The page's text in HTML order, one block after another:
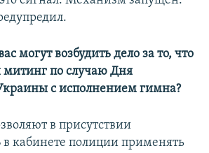
могут возбудить дело за то, что
митинг по случаю Дня
с исполнением гимна?
в присутствии
в кабинете полиции применять